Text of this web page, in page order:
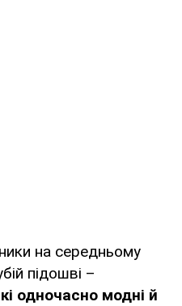
на середньому
підошві –
одночасно модні й